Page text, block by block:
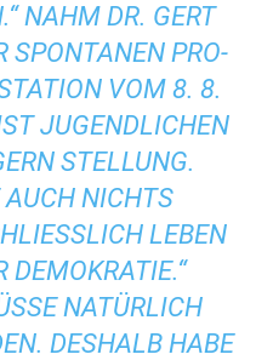
NAHM DR. GERT
SPONTANEN PRO-
VOM 8. 8.
JUGENDLICHEN
STELLUNG.
AUCH NICHTS
LEBEN W
NATÜRLICH
DESHALB HABE